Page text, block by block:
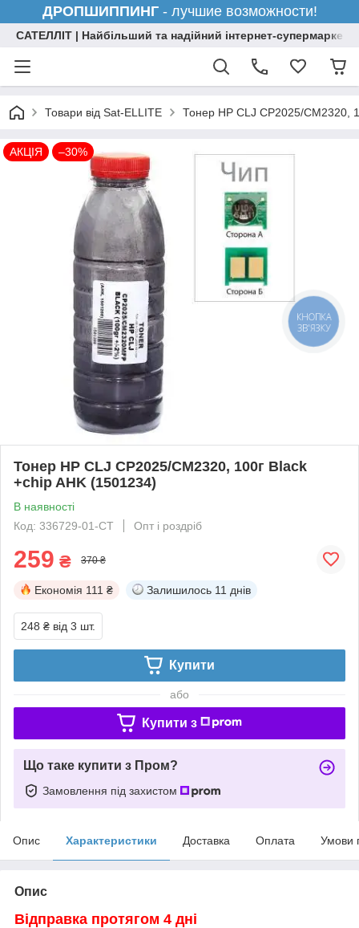
ДРОПШИППИНГ- лучшие возможности!
САТЕЛЛІТ | Найбільший та надійний інтернет-супермаркет
Товари від Sat-ELLITE Тонер HP CLJ CP2025/CM2320,
АКЦІЯ –30%
Тонер HP CLJ CP2025/CM2320, 100г Black
+chip AHK (1501234)
В наявності
Код: 336729-01-СТ
Опт і роздріб
259 ₴ 370 ₴
Економія 111 ₴ Залишилось 11 днів
248 ₴ від 3 шт.
Купити
або
Купити з
Що таке купити з Пром?
Замовлення під захистом
Опис Характеристики Доставка Оплата Умови
Опис
Відправка протягом 4 дні
КНОПКА
ЗВ'ЯЗКУ